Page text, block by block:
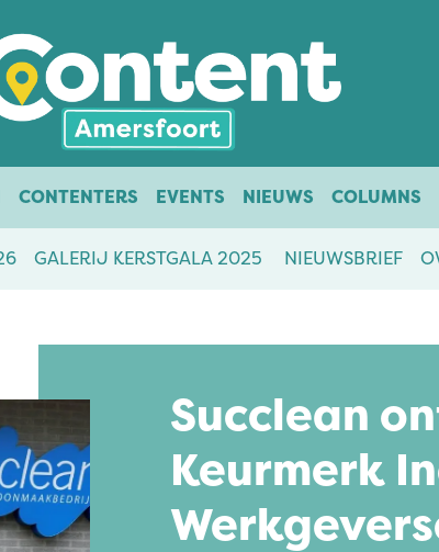
CONTENTERS EVENTS NIEUWS COLUMNS
GALERIJ KERSTGALA 2025 NIEUWSBRIEF
Succlean
Keurmerk